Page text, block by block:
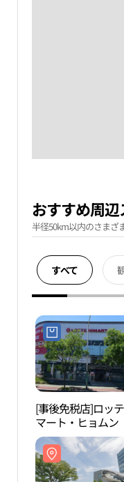
おすすめ周辺
半径50km以内のさまざ
すべて
[事後免税店]ロッ
マート・ヒョムン
門）店(롯데하이
문점)